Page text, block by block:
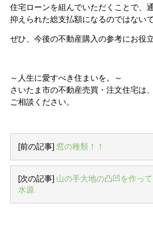
住宅ローンを組んでいただくことで、
抑えられた総支払額になるのではない
ぜひ、今後の不動産購入の参考にお役
～人生に愛すべき住まいを。～
さいたま市の不動産売買・注文住宅は
ご相談ください。
[前の記事] 窓の種類！！
[次の記事] 山の手大地の凸凹を作っ
水源